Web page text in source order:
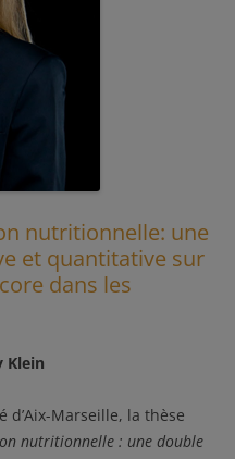
nutritionnelle: une
et quantitative sur
dans les
Klein
d’Aix-Marseille, la thèse
nutritionnelle : une double